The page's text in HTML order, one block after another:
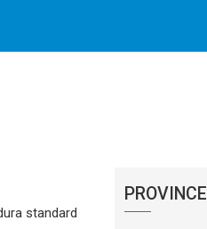
standard
PROVINCE